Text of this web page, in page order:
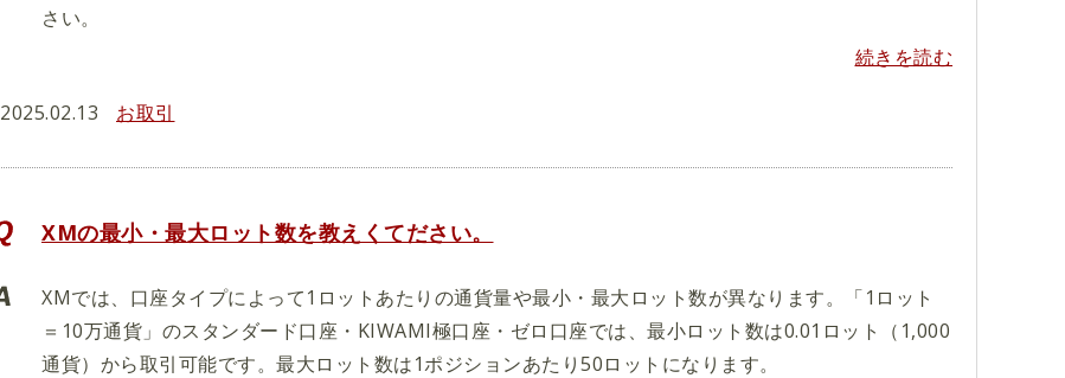
さい。
続きを読む
2025.02.13 お取引
XMの最小・最大ロット数を教えくてださい。
XMでは、口座タイプによって1ロットあたりの通貨量や最小・最大ロット数が異なります。「1ロット
＝10万通貨」のスタンダード口座・KIWAMI極口座・ゼロ口座では、最小ロット数は0.01ロット（1,000
通貨）から取引可能です。最大ロット数は1ポジションあたり50ロットになります。